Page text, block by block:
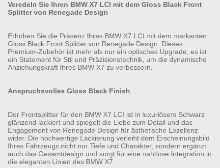
Veredeln Sie Ihren BMW X7 LCI mit dem Gloss Black Front
Splitter von Renegade Design
Erhöhen Sie die Präsenz Ihres BMW X7 LCI mit dem markanten
Gloss Black Front Splitter von Renegade Design. Dieses
Premium-Zubehör ist mehr als nur ein optisches Upgrade; es ist
ein Statement für Stil und Präzisionstechnik, um die dynamische
Anziehungskraft Ihres BMW X7 zu verbessern.
Anspruchsvolles Gloss Black Finish
Der Frontsplitter für den BMW X7 LCI ist in luxuriösem Schwarz
glänzend lackiert und spiegelt die Liebe zum Detail und das
Engagement von Renegade Design für ästhetische Exzellenz
wider. Die hochwertige Lackierung verleiht dem Erscheinungsbild
Ihres Fahrzeugs nicht nur Tiefe und Charakter, sondern ergänzt
auch das Gesamtdesign und sorgt für eine nahtlose Integration in
die eleganten Linien des BMW X7.